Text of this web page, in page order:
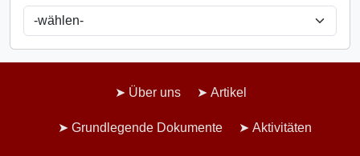
Über uns Artikel
Grundlegende Dokumente Aktivitäten